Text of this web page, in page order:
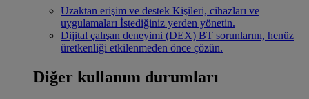
Uzaktan erişim ve destek Kişileri, cihazları ve
uygulamaları İstediğiniz yerden yönetin.
Dijital çalışan deneyimi (DEX) BT sorunlarını, henüz
üretkenliği etkilenmeden önce çözün.
Diğer kullanım durumları